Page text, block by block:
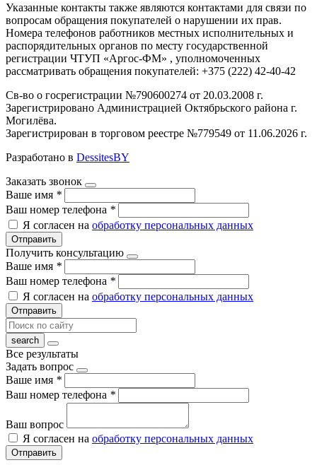
Указанные контакты также являются контактами для связи по
вопросам обращения покупателей о нарушении их прав.
Номера телефонов работников местных исполнительных и
распорядительных органов по месту государственной
регистрации ЧТУП «Аргос-ФМ» , уполномоченных
рассматривать обращения покупателей: +375 (222) 42-40-42
Св-во о госрегистрации №790600274 от 20.03.2008 г.
Зарегистрировано Администрацией Октябрьского района г.
Могилёва.
Зарегистрирован в торговом реестре №779549 от 11.06.2026 г.
Разработано в DessitesBY
Заказать звонок
Ваше имя *
Ваш номер телефона *
Я согласен на обработку персональных данных
Отправить
Получить консультацию
Ваше имя *
Ваш номер телефона *
Я согласен на обработку персональных данных
Отправить
Все результаты
Задать вопрос
Ваше имя *
Ваш номер телефона *
Ваш вопрос
Я согласен на обработку персональных данных
Отправить